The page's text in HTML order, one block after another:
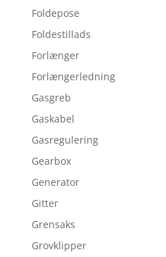
Foldepose
Foldestillads
Forlænger
Forlængerledning
Gasgreb
Gaskabel
Gasregulering
Gearbox
Generator
Gitter
Grensaks
Grovklipper